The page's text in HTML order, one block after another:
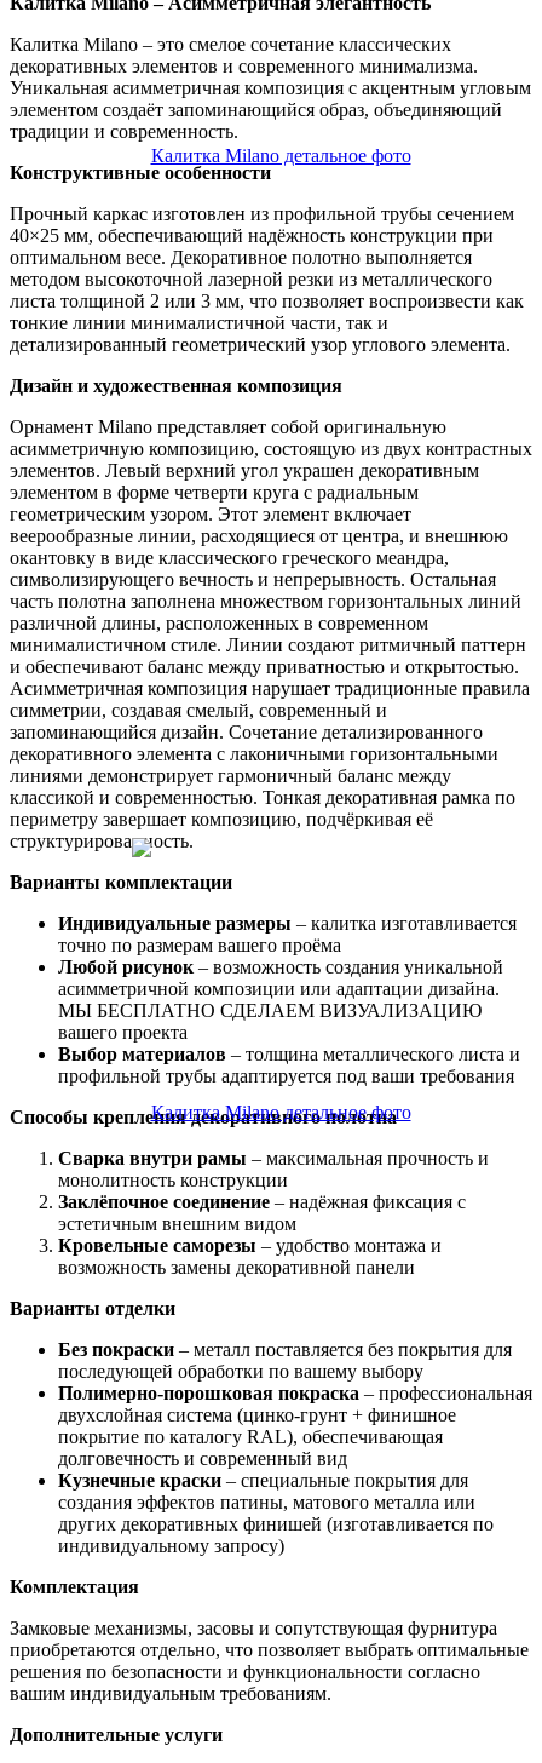
Калитка Milano – это смелое сочетание классических
декоративных элементов и современного минимализма.
Уникальная асимметричная композиция с акцентным угловым
элементом создаёт запоминающийся образ, объединяющий
традиции и современность.
Конструктивные особенности
Прочный каркас изготовлен из профильной трубы сечением
40×25 мм, обеспечивающий надёжность конструкции при
оптимальном весе. Декоративное полотно выполняется
методом высокоточной лазерной резки из металлического
листа толщиной 2 или 3 мм, что позволяет воспроизвести как
тонкие линии минималистичной части, так и
детализированный геометрический узор углового элемента.
Дизайн и художественная композиция
Орнамент Milano представляет собой оригинальную
асимметричную композицию, состоящую из двух контрастных
элементов. Левый верхний угол украшен декоративным
элементом в форме четверти круга с радиальным
геометрическим узором. Этот элемент включает
веерообразные линии, расходящиеся от центра, и внешнюю
окантовку в виде классического греческого меандра,
символизирующего вечность и непрерывность. Остальная
часть полотна заполнена множеством горизонтальных линий
различной длины, расположенных в современном
минималистичном стиле. Линии создают ритмичный паттерн
и обеспечивают баланс между приватностью и открытостью.
Асимметричная композиция нарушает традиционные правила
симметрии, создавая смелый, современный и
запоминающийся дизайн. Сочетание детализированного
декоративного элемента с лаконичными горизонтальными
линиями демонстрирует гармоничный баланс между
классикой и современностью. Тонкая декоративная рамка по
периметру завершает композицию, подчёркивая её
структурированность.
Варианты комплектации
Индивидуальные размеры – калитка изготавливается
точно по размерам вашего проёма
Любой рисунок – возможность создания уникальной
асимметричной композиции или адаптации дизайна.
МЫ БЕСПЛАТНО СДЕЛАЕМ ВИЗУАЛИЗАЦИЮ
вашего проекта
Выбор материалов – толщина металлического листа и
профильной трубы адаптируется под ваши требования
Способы крепления декоративного полотна
Сварка внутри рамы – максимальная прочность и
монолитность конструкции
Заклёпочное соединение – надёжная фиксация с
эстетичным внешним видом
Кровельные саморезы – удобство монтажа и
возможность замены декоративной панели
Варианты отделки
Без покраски – металл поставляется без покрытия для
последующей обработки по вашему выбору
Полимерно-порошковая покраска – профессиональная
двухслойная система (цинко-грунт + финишное
покрытие по каталогу RAL), обеспечивающая
долговечность и современный вид
Кузнечные краски – специальные покрытия для
создания эффектов патины, матового металла или
других декоративных финишей (изготавливается по
индивидуальному запросу)
Комплектация
Замковые механизмы, засовы и сопутствующая фурнитура
приобретаются отдельно, что позволяет выбрать оптимальные
решения по безопасности и функциональности согласно
вашим индивидуальным требованиям.
Дополнительные услуги